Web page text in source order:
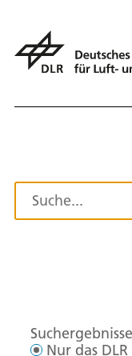
Nur das